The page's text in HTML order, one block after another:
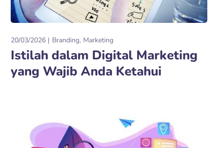
20/03/2026 Branding Marketing
Istilah dalam Digital Marketing
yang Wajib Anda Ketahui